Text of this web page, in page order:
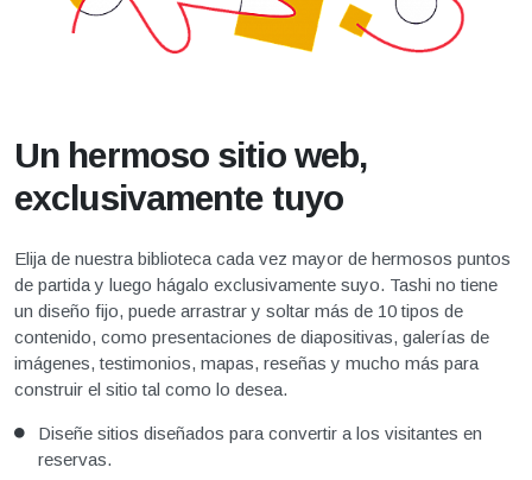
Un hermoso sitio web,
exclusivamente tuyo
Elija de nuestra biblioteca cada vez mayor de hermosos puntos
de partida y luego hágalo exclusivamente suyo. Tashi no tiene
un diseño fijo, puede arrastrar y soltar más de 10 tipos de
contenido, como presentaciones de diapositivas, galerías de
imágenes, testimonios, mapas, reseñas y mucho más para
construir el sitio tal como lo desea.
Diseñe sitios diseñados para convertir a los visitantes en
reservas.